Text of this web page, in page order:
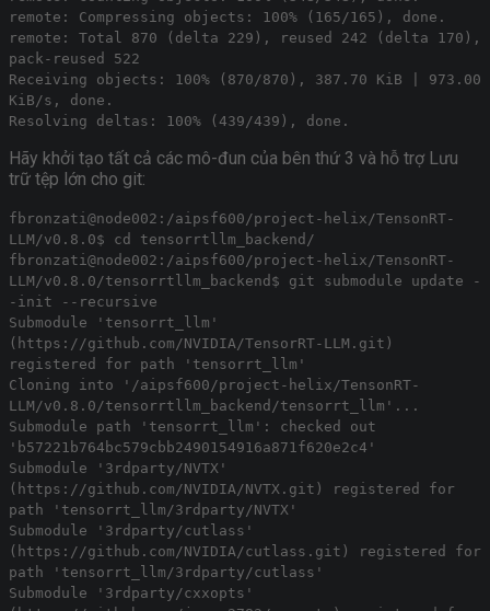
remote: Compressing objects: 100% (165/165), done.
remote: Total 870 (delta 229), reused 242 (delta 170),
pack-reused 522
Receiving objects: 100% (870/870), 387.70 KiB | 973.00
KiB/s, done.
Resolving deltas: 100% (439/439), done.
Hãy khởi tạo tất cả các mô-đun của bên thứ 3 và hỗ trợ Lưu
trữ tệp lớn cho git:
fbronzati@node002:/aipsf600/project-helix/TensonRT-
LLM/v0.8.0$ cd tensorrtllm_backend/
fbronzati@node002:/aipsf600/project-helix/TensonRT-
LLM/v0.8.0/tensorrtllm_backend$ git submodule update -
-init --recursive
Submodule 'tensorrt_llm'
(https://github.com/NVIDIA/TensorRT-LLM.git)
registered for path 'tensorrt_llm'
Cloning into '/aipsf600/project-helix/TensonRT-
LLM/v0.8.0/tensorrtllm_backend/tensorrt_llm'...
Submodule path 'tensorrt_llm': checked out
'b57221b764bc579cbb2490154916a871f620e2c4'
Submodule '3rdparty/NVTX'
(https://github.com/NVIDIA/NVTX.git) registered for
path 'tensorrt_llm/3rdparty/NVTX'
Submodule '3rdparty/cutlass'
(https://github.com/NVIDIA/cutlass.git) registered for
path 'tensorrt_llm/3rdparty/cutlass'
Submodule '3rdparty/cxxopts'